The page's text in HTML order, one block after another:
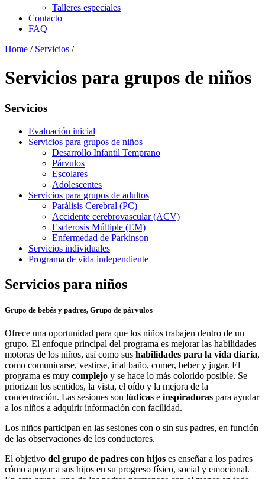
Talleres especiales
Contacto
FAQ
Home / Servicios /
Servicios para grupos de niños
Servicios
Evaluación inicial
Servicios para grupos de niños
Desarrollo Infantil Temprano
Párvulos
Escolares
Adolescentes
Servicios para grupos de adultos
Parálisis Cerebral (PC)
Accidente cerebrovascular (ACV)
Esclerosis Múltiple (EM)
Enfermedad de Parkinson
Servicios individuales
Programa de vida independiente
Servicios para niños
Grupo de bebés y padres, Grupo de párvulos
Ofrece una oportunidad para que los niños trabajen dentro de un
grupo. El enfoque principal del programa es mejorar las habilidades
motoras de los niños, así como sus habilidades para la vida diaria,
como comunicarse, vestirse, ir al baño, comer, beber y jugar. El
programa es muy complejo y se hace lo más colorido posible. Se
priorizan los sentidos, la vista, el oído y la mejora de la
concentración. Las sesiones son lúdicas e inspiradoras para ayudar
a los niños a adquirir información con facilidad.
Los niños participan en las sesiones con o sin sus padres, en función
de las observaciones de los conductores.
El objetivo del grupo de padres con hijos es enseñar a los padres
cómo apoyar a sus hijos en su progreso físico, social y emocional.